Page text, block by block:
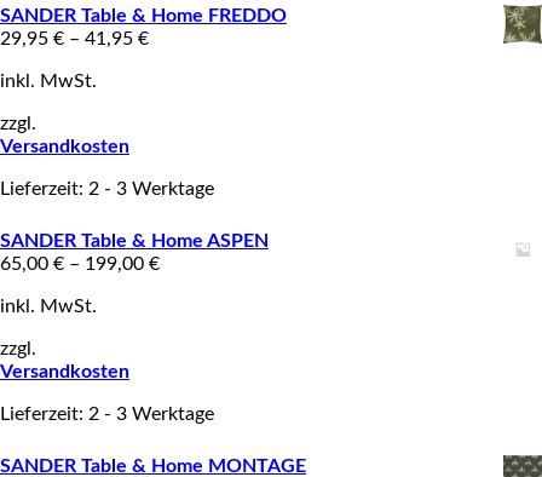
SANDER Table & Home FREDDO
29,95 € – 41,95 €
inkl. MwSt.
zzgl.
Versandkosten
Lieferzeit: 2 - 3 Werktage
SANDER Table & Home ASPEN
65,00 € – 199,00 €
inkl. MwSt.
zzgl.
Versandkosten
Lieferzeit: 2 - 3 Werktage
SANDER Table & Home MONTAGE